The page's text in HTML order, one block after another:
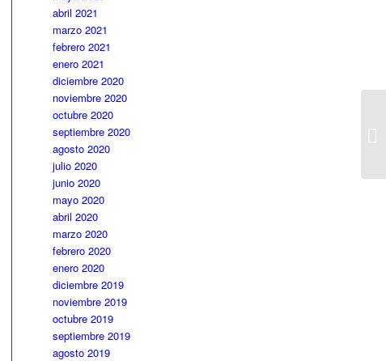
abril 2021
marzo 2021
febrero 2021
enero 2021
diciembre 2020
noviembre 2020
octubre 2020
septiembre 2020
agosto 2020
julio 2020
junio 2020
mayo 2020
abril 2020
marzo 2020
febrero 2020
enero 2020
diciembre 2019
noviembre 2019
octubre 2019
septiembre 2019
agosto 2019